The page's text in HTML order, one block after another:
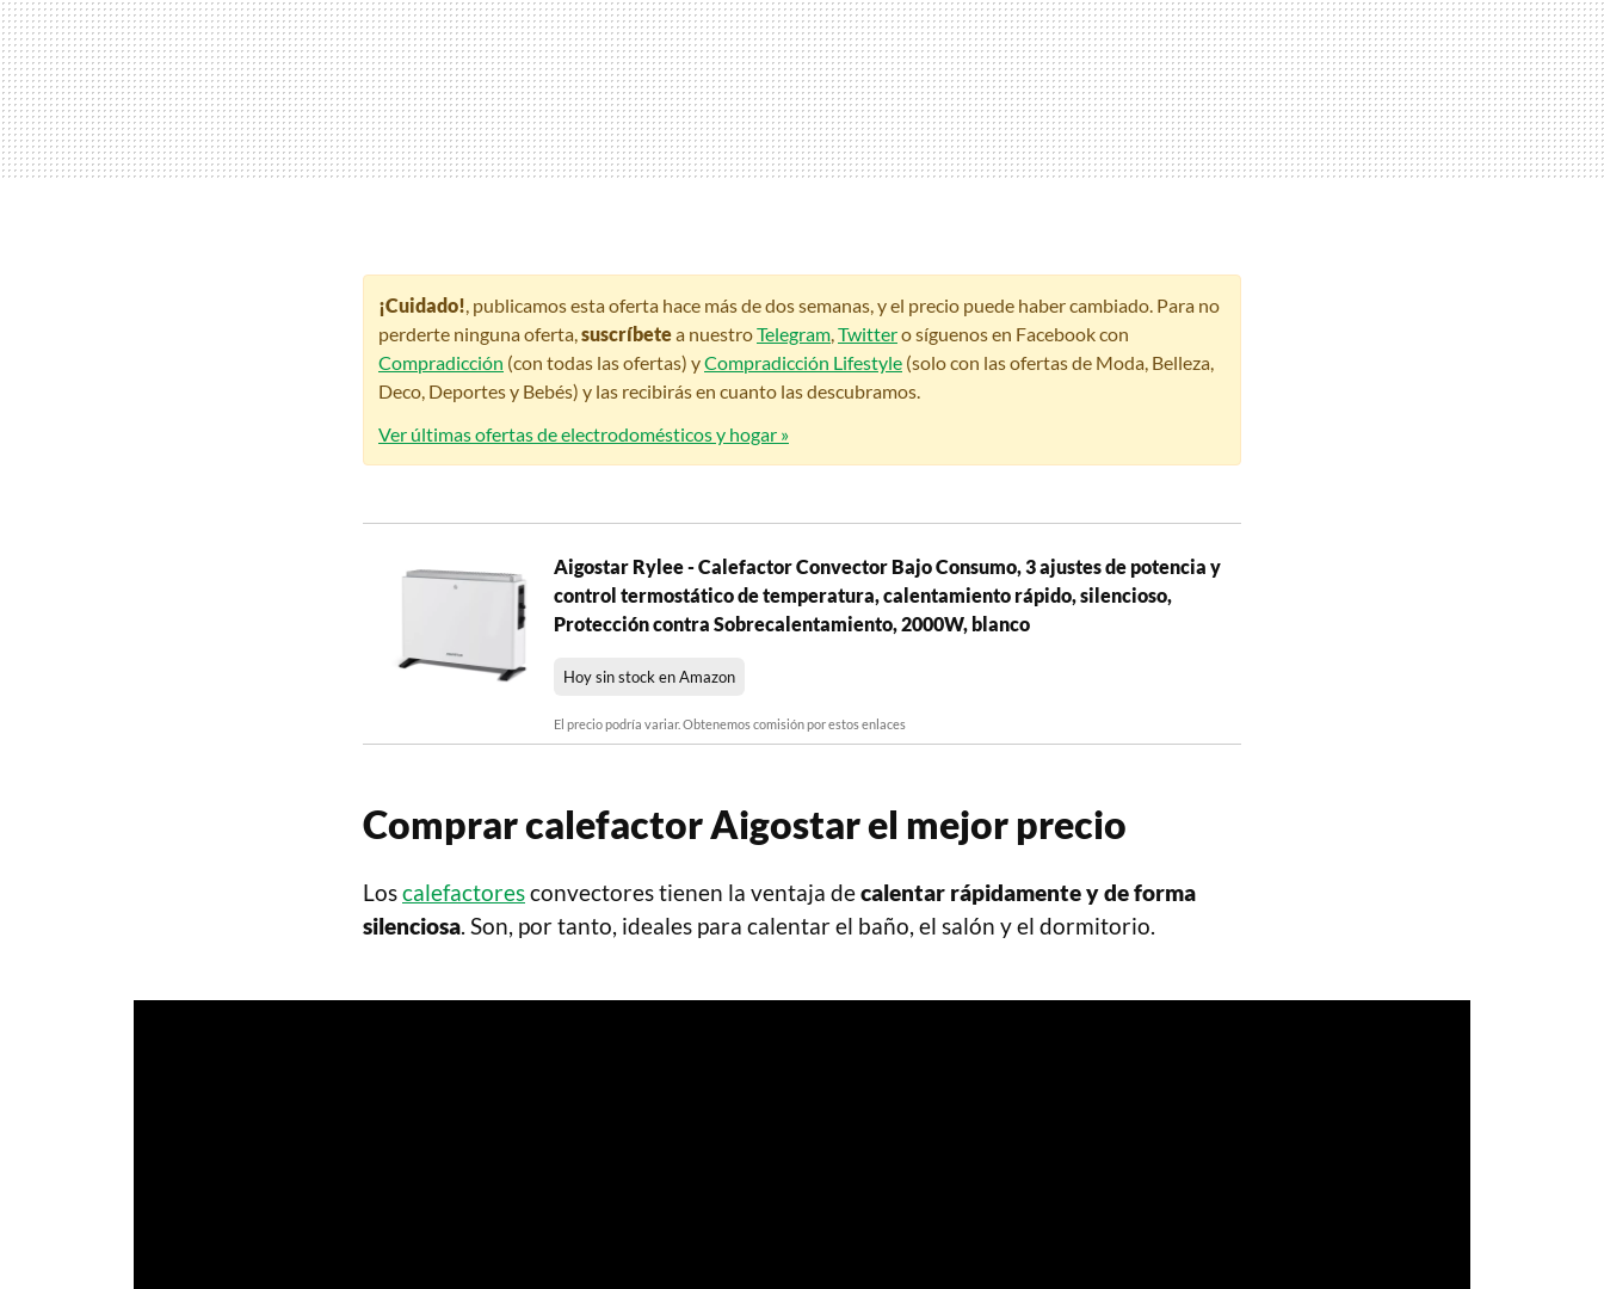
¡Cuidado! , publicamos esta oferta hace más de dos semanas, y el precio puede haber cambiado. Para no
perderte ninguna oferta, suscríbetea nuestroTelegram Twittero síguenos en Facebook con
Compradicción (con todas las ofertas) yCompradicción Lifestyle (solo con las ofertas de Moda, Belleza,
Deco, Deportes y Bebés) y las recibirás en cuanto las descubramos.
Ver últimas ofertas de electrodomésticos y hogar »
Aigostar Rylee - Calefactor Convector Bajo Consumo, 3 ajustes de potencia y
control termostático de temperatura, calentamiento rápido, silencioso,
Protección contra Sobrecalentamiento, 2000W, blanco
Hoy sin stock en Amazon
El precio podría variar. Obtenemos comisión por estos enlaces
Comprar calefactor Aigostar el mejor precio
Loscalefactoresconvectores tienen la ventaja decalentar rápidamente y de forma
silenciosa. Son, por tanto, ideales para calentar el baño, el salón y el dormitorio.